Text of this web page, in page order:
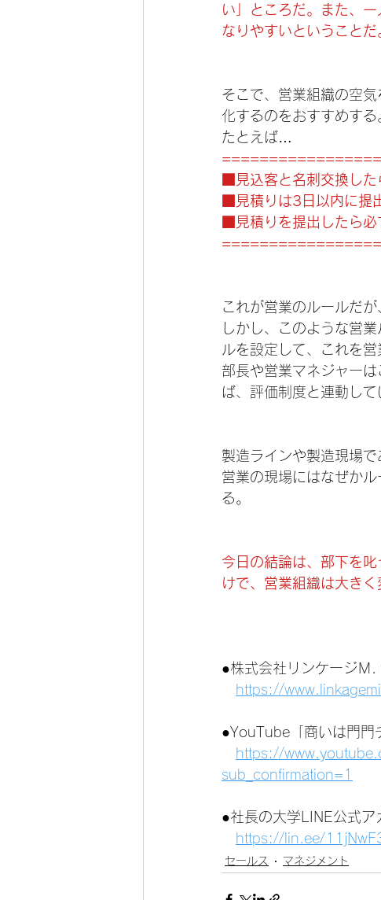
い」ところだ。また、
なりやすいということだ
そこで、営業組織の空
化するのをおすすめする
たとえば…
■見込客と名刺交換し
■見積りは3日以内に提
■見積りを提出したら
これが営業のルールだ
しかし、このような営
ルを設定して、これを
部長や営業マネジャー
ば、評価制度と連動して
製造ラインや製造現場
営業の現場にはなぜか
る。
今日の結論は、部下を
けで、営業組織は大きく
●株式会社リンケージＭ.
https://
●YouTube「商いは門門
https://
sub_confirmation=1
●社長の大学LINE公式ア
https://lin.ee/
セールス マネジメント